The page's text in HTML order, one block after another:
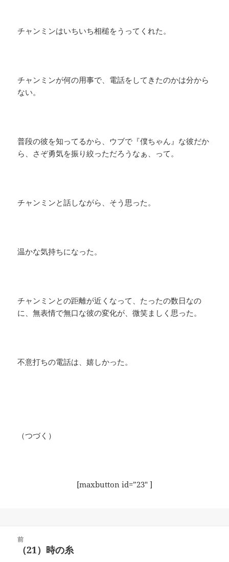
チャンミンはいちいち相槌をうってくれた。
チャンミンが何の用事で、電話をしてきたのかは分から
ない。
普段の彼を知ってるから、​ウブで『僕ちゃん』な彼だか
ら、さぞ勇気を振り絞っただろうなぁ、って。
​チャンミンと話しながら、そう思った。
温かな気持ちになった。
チャンミンとの距離が近くなって、たったの数日なの
に、無表情で無口な彼の変化が、微笑ましく思った。
不意打ちの電話は、嬉しかった。
（つづく）
[maxbutton id=”23″ ]
前
前（21）時の糸